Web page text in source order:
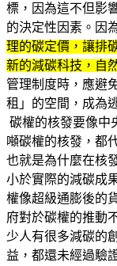
標，因為這不但影
的決定性因素。因
理的碳定價，讓排
新的減碳科技，自
管理制度時，應避
租」的空間，成為
碳權的核發要像中
噸碳權的核發，都
也就是為什麼在核
小於實際的減碳成
權像超級通膨後的
府對於碳權的推動
少人有很多減碳的
益，都還未經過驗